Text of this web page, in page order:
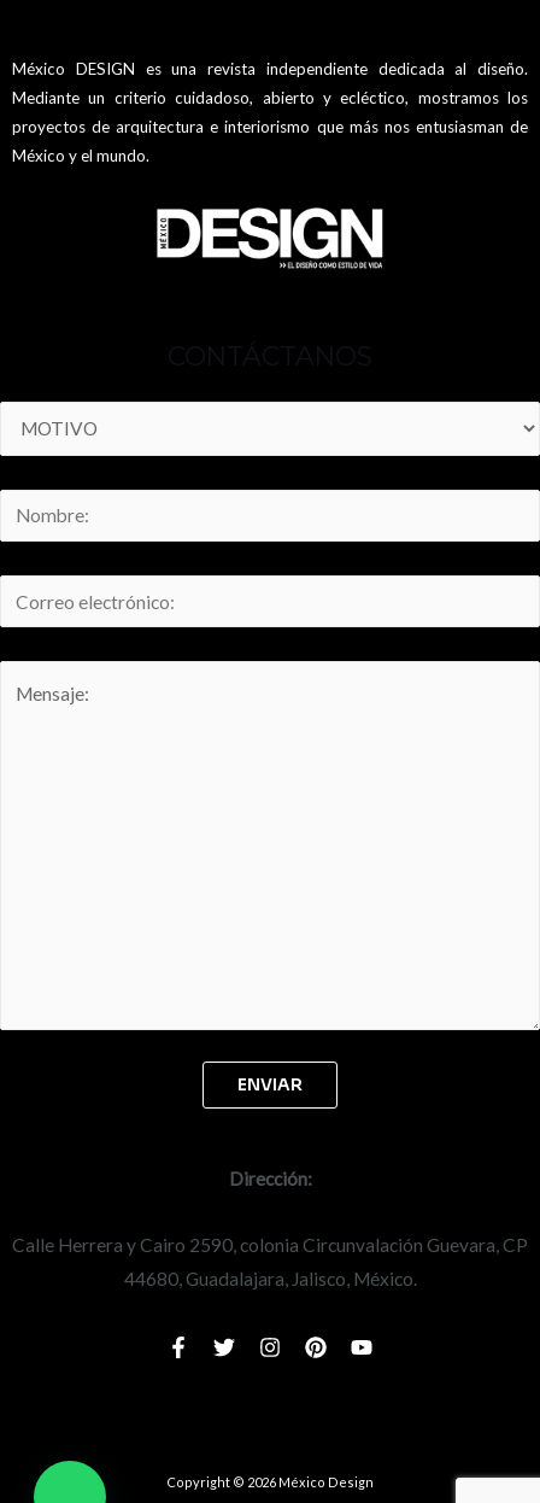
México DESIGN es una revista independiente dedicada al diseño.
Mediante un criterio cuidadoso, abierto y ecléctico, mostramos los
proyectos de arquitectura e interiorismo que más nos entusiasman de
México y el mundo.
CONTÁCTANOS
Dirección:
Calle Herrera y Cairo 2590, colonia Circunvalación Guevara, CP
44680, Guadalajara, Jalisco, México.
Copyright © 2026 México Design